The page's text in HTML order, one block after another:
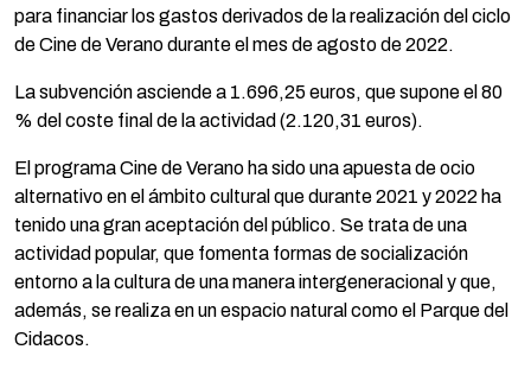
para financiar los gastos derivados de la realización del ciclo
de Cine de Verano durante el mes de agosto de 2022.
La subvención asciende a 1.696,25 euros, que supone el 80
% del coste final de la actividad (2.120,31 euros).
El programa Cine de Verano ha sido una apuesta de ocio
alternativo en el ámbito cultural que durante 2021 y 2022 ha
tenido una gran aceptación del público. Se trata de una
actividad popular, que fomenta formas de socialización
entorno a la cultura de una manera intergeneracional y que,
además, se realiza en un espacio natural como el Parque del
Cidacos.